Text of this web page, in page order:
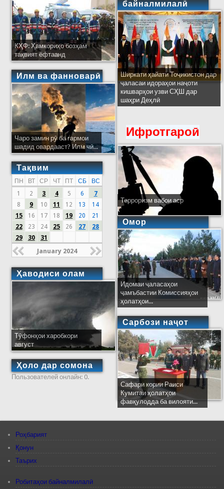
КҲФ: Ҳамкориҳо бозҳам
тақвият ёфтаанд
Илм ва фанноварӣ
Чаро замин рӯ ба гармои
шадид овардааст? Илм чӣ...
Тақвим
ПН ВТ СР ЧТ ПТ СБ
ВС
1
2 3 4 5 6
7
8
9 10 11 12 13
14
15
16 17 18 19 20
21
22
23 24 25 26 27
28
29
30 31
January 2024
Ҳаводиси олам
Тӯфонҳои харобкори
август
Ҳоло дар сомона
Пользователей онлайн: 0.
байналмилалӣ
Ширкати ҳайати Тоҷикистон дар
ҷаласаи идораҳои наҷоти
кишварҳои узви СҲШ дар
шаҳри Деҳлӣ
Ифротгароӣ
Терроризм вабои аср
Омор
Идомаи ҷаласаҳои
ҷамъбастии Комиссияҳои
ҳолатҳои...
Сарбози наҷот
Сафари кории Раиси
Кумитаи ҳолатҳои
фавқулодда ба вилояти...
Роҳбарият
Қонун
Таърих
Робитаҳои байналмилалӣ